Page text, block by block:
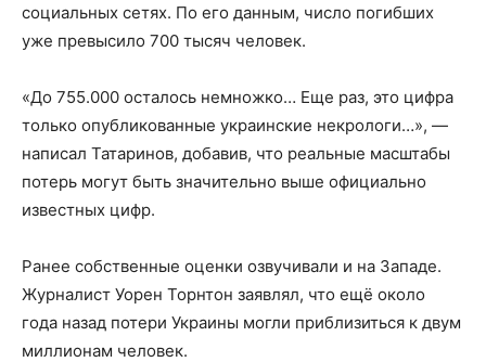
социальных сетях. По его данным, число погибших
уже превысило 700 тысяч человек.
«До 755.000 осталось немножко… Еще раз, это цифра
только опубликованные украинские некрологи…», —
написал Татаринов, добавив, что реальные масштабы
потерь могут быть значительно выше официально
известных цифр.
Ранее собственные оценки озвучивали и на Западе.
Журналист Уорен Торнтон заявлял, что ещё около
года назад потери Украины могли приблизиться к двум
миллионам человек.